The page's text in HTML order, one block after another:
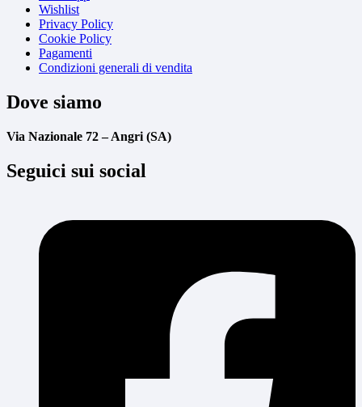
Wishlist
Privacy Policy
Cookie Policy
Pagamenti
Condizioni generali di vendita
Dove siamo
Via Nazionale 72 – Angri (SA)
Seguici sui social